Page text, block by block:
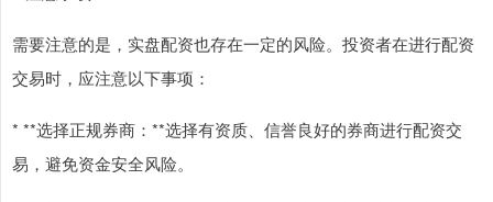
需要注意的是，实盘配资也存在一定的风险。投资者在进行配资
交易时，应注意以下事项：
* **选择正规券商：**选择有资质、信誉良好的券商进行配资交
易，避免资金安全风险。